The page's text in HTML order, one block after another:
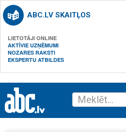
ABC.LV SKAITĻOS
LIETOTĀJI ONLINE
AKTĪVIE UZŅĒMUMI
NOZARES RAKSTI
EKSPERTU ATBILDES